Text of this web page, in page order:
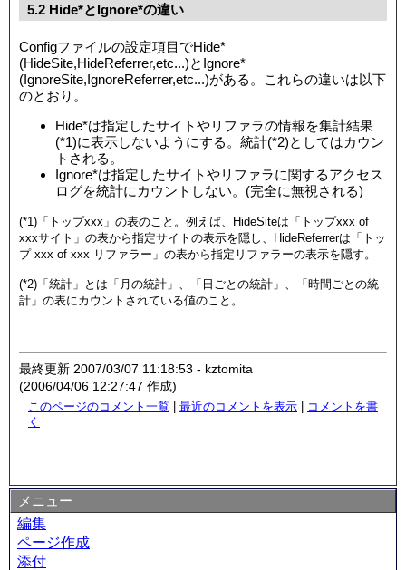
5.2 Hide*とIgnore*の違い
Configファイルの設定項目でHide*
(HideSite,HideReferrer,etc...)とIgnore*
(IgnoreSite,IgnoreReferrer,etc...)がある。これらの違いは以下
のとおり。
Hide*は指定したサイトやリファラの情報を集計結果
(*1)に表示しないようにする。統計(*2)としてはカウン
トされる。
Ignore*は指定したサイトやリファラに関するアクセス
ログを統計にカウントしない。(完全に無視される)
(*1)「トップxxx」の表のこと。例えば、HideSiteは「トップxxx of
xxxサイト」 の表から指定サイトの表示を隠し、HideReferrerは「トッ
プ xxx of xxx リファラー」の表から指定リファラーの表示を隠す。
(*2)「統計」とは「月の統計」、「日ごとの統計」、「時間ごとの統
計」の表にカウントされている値のこと。
最終更新 2007/03/07 11:18:53 - kztomita
(2006/04/06 12:27:47 作成)
このページのコメント一覧 最近のコメントを表示
コメントを書
く
メニュー
編集
ページ作成
添付